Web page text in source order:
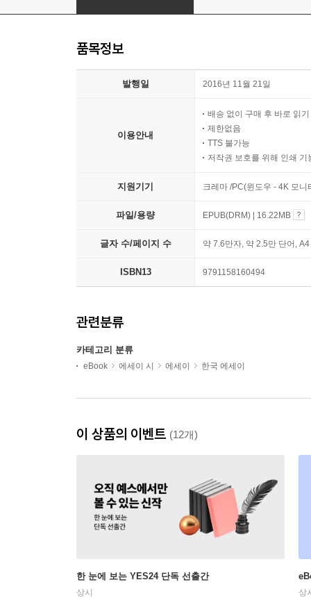
품목정보
발행일 2016년 11월 21일
이용안내
배송 없이 구매 후 바로 읽기
제한없음
TTS 불가능
저작권 보호를 위해 인쇄 기
지원기기 크레마 /PC(윈도우 - 4K 모
파일/용량 EPUB(DRM) | 16.22MB
글자 수/페이지 수 약 7.6만자, 약 2.5만 단어,
ISBN13 9791158160494
관련분류
카테고리 분류
eBook 에세이 시 에세이 한국 에세이
이 상품의 이벤트 (12개)
한 눈에 보는 YES24 단독 선출간
상시 상